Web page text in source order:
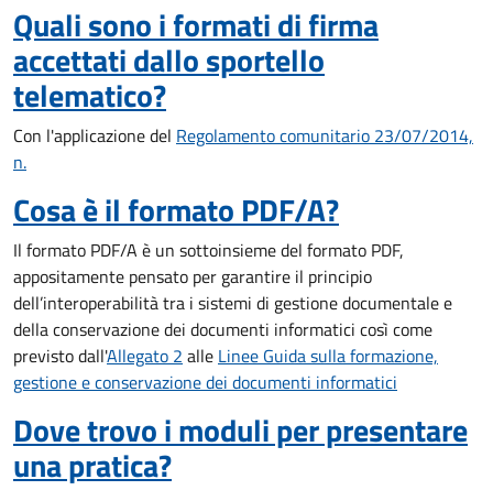
Quali sono i formati di firma
accettati dallo sportello
telematico?
Con l'applicazione del Regolamento comunitario 23/07/2014,
n.
Cosa è il formato PDF/A?
Il formato PDF/A è un sottoinsieme del formato PDF,
appositamente pensato per garantire il principio
dell’interoperabilità tra i sistemi di gestione documentale e
della conservazione dei documenti informatici così come
previsto dall'Allegato 2 alle Linee Guida sulla formazione,
gestione e conservazione dei documenti informatici
Dove trovo i moduli per presentare
una pratica?